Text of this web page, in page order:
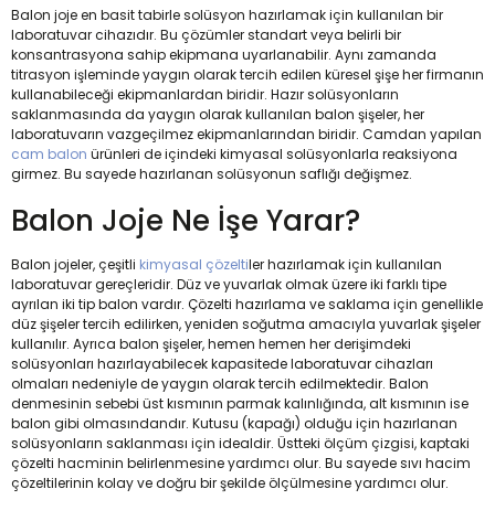
Balon joje en basit tabirle solüsyon hazırlamak için kullanılan bir
laboratuvar cihazıdır. Bu çözümler standart veya belirli bir
konsantrasyona sahip ekipmana uyarlanabilir. Aynı zamanda
titrasyon işleminde yaygın olarak tercih edilen küresel şişe her firmanın
kullanabileceği ekipmanlardan biridir. Hazır solüsyonların
saklanmasında da yaygın olarak kullanılan balon şişeler, her
laboratuvarın vazgeçilmez ekipmanlarından biridir. Camdan yapılan
cam balon ürünleri de içindeki kimyasal solüsyonlarla reaksiyona
girmez. Bu sayede hazırlanan solüsyonun saflığı değişmez.
Balon Joje Ne İşe Yarar?
Balon jojeler, çeşitli kimyasal çözeltiler hazırlamak için kullanılan
laboratuvar gereçleridir. Düz ve yuvarlak olmak üzere iki farklı tipe
ayrılan iki tip balon vardır. Çözelti hazırlama ve saklama için genellikle
düz şişeler tercih edilirken, yeniden soğutma amacıyla yuvarlak şişeler
kullanılır. Ayrıca balon şişeler, hemen hemen her derişimdeki
solüsyonları hazırlayabilecek kapasitede laboratuvar cihazları
olmaları nedeniyle de yaygın olarak tercih edilmektedir. Balon
denmesinin sebebi üst kısmının parmak kalınlığında, alt kısmının ise
balon gibi olmasındandır. Kutusu (kapağı) olduğu için hazırlanan
solüsyonların saklanması için idealdir. Üstteki ölçüm çizgisi, kaptaki
çözelti hacminin belirlenmesine yardımcı olur. Bu sayede sıvı hacim
çözeltilerinin kolay ve doğru bir şekilde ölçülmesine yardımcı olur.